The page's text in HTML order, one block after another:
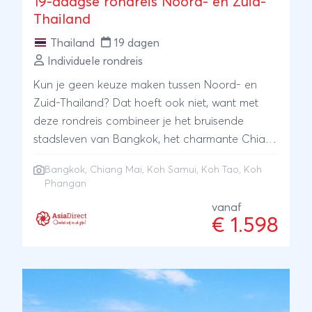
Thailand
Thailand
19 dagen
Individuele rondreis
Kun je geen keuze maken tussen Noord- en
Zuid-Thailand? Dat hoeft ook niet, want met
deze rondreis combineer je het bruisende
stadsleven van Bangkok, het charmante Chiang
eilandleven van Koh Samui, Koh Phangan en
beginnen ligt daar de voor veel Thai meest
populaire stad van het land: Chiang Mai. Leuk
ingedommeld. Geliefd ook vanwege het koelere
klimaat. Dat komt door de bergen en valleien
die in het noorden van Thailand volop
Bangkok, Chiang Mai, Koh Samui, Koh Tao, Koh
Phangan
vanaf
€ 1.598